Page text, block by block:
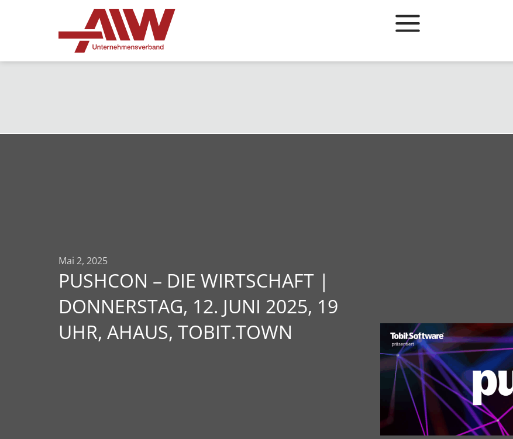
Mai 2, 2025
PUSHCON – DIE WIRTSCHAFT |
DONNERSTAG, 12. JUNI 2025, 19
UHR, AHAUS, TOBIT.TOWN